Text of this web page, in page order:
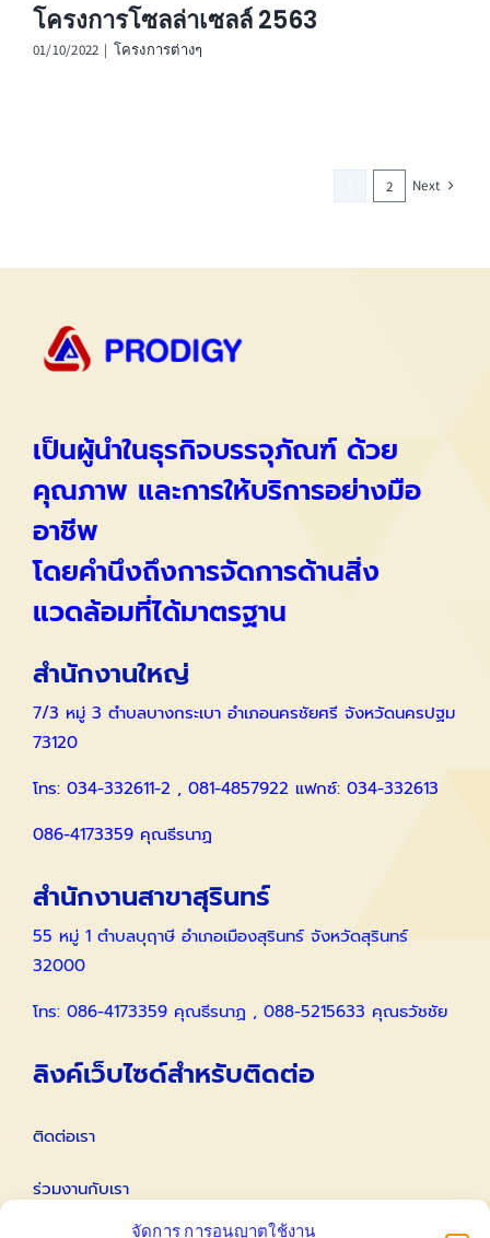
จัดการ การอนุญาตใช้งาน
โครงการโซลล่าเซลล์ 2563
01/10/2022 | โครงการต่างๆ
2 Next
เป็นผู้นำในธุรกิจบรรจุภัณฑ์ ด้วย
คุณภาพ และการให้บริการอย่างมือ
อาชีพ
โดยคำนึงถึงการจัดการด้านสิ่ง
แวดล้อมที่ได้มาตรฐาน
สำนักงานใหญ่
7/3 หมู่ 3 ตำบลบางกระเบา อำเภอนครชัยศรี จังหวัดนครปฐม
73120
โทร: 034-332611-2 , 081-4857922 แฟกซ์: 034-332613
086-4173359 คุณธีรนาฏ
สำนักงานสาขาสุรินทร์
55 หมู่ 1 ตำบลบุฤาษี อำเภอเมืองสุรินทร์ จังหวัดสุรินทร์
32000
โทร: 086-4173359 คุณธีรนาฏ , 088-5215633 คุณธวัชชัย
ลิงค์เว็บไซด์สำหรับติดต่อ
ติดต่อเรา
ร่วมงานกับเรา